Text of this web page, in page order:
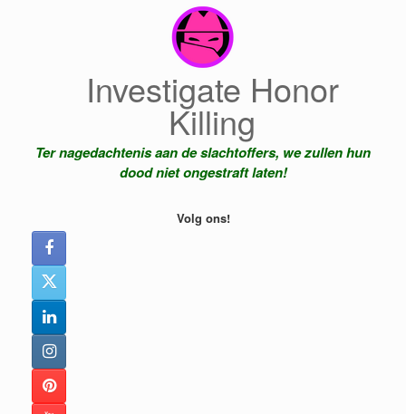
Investigate Honor
Killing
Ter nagedachtenis aan de slachtoffers, we zullen hun
dood niet ongestraft laten!
Volg ons!